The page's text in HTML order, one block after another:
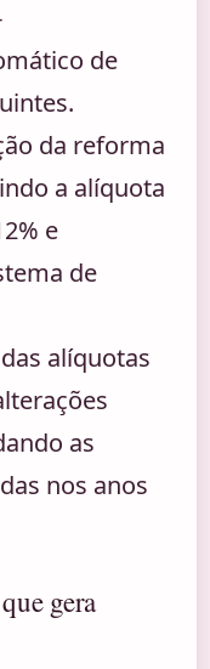
de
da reforma
a alíquota
e
de
alíquotas
as
nos anos
gera